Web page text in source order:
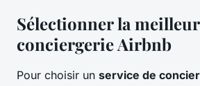
Sélectionner la
conciergerie Airbnb
Pour choisir un service de